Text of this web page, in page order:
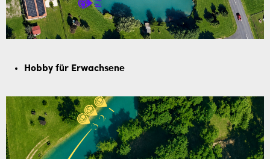
Hobby für Erwachsene